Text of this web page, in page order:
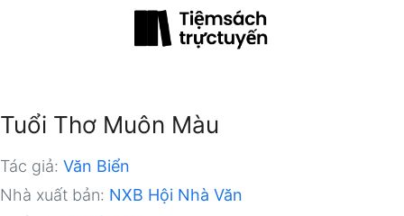
Tuổi Thơ Muôn Màu
Tác giả: Văn Biển
Nhà xuất bản: NXB Hội Nhà Văn